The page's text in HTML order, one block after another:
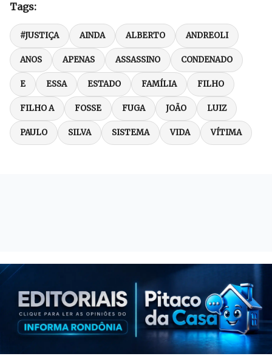
Tags:
#JUSTIÇA AINDA ALBERTO ANDREOLI
ANOS APENAS ASSASSINO CONDENADO
E ESSA ESTADO FAMÍLIA FILHO
FILHO A FOSSE FUGA JOÃO LUIZ
PAULO SILVA SISTEMA VIDA VÍTIMA